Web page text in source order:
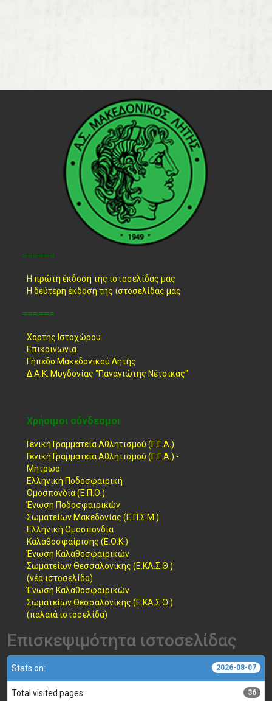
======
Η πρώτη έκδοση της ιστοσελίδας μας
Η δεύτερη έκδοση της ιστοσελίδας μας
======
Χάρτης Ιστοχώρου
Επικοινωνία
Γήπεδο Μακεδονικού Λητής
Δ.Α.Κ. Μυγδονίας "Παναγιώτης Νέτσικας"
Χρήσιμοι σύνδεσμοι
Γενική Γραμματεία Αθλητισμού (Γ.Γ.Α.)
Γενική Γραμματεία Αθλητισμού (Γ.Γ.Α.) -
Μητρωο
Ελληνική Ποδοσφαιρική
Ομοσπονδία (Ε.Π.Ο.)
Ένωση Ποδοσφαιρικών
Σωματείων Μακεδονίας (Ε.Π.Σ.Μ.)
Ελληνική Ομοσπονδία
Καλαθοσφαίρισης (Ε.Ο.Κ.)
Ένωση Καλαθοσφαιρικών
Σωματείων Θεσσαλονίκης (Ε.ΚΑ.Σ.Θ.)
(νέα ιστοσελίδα)
Ένωση Καλαθοσφαιρικών
Σωματείων Θεσσαλονίκης (Ε.ΚΑ.Σ.Θ.)
(παλαιά ιστοσελίδα)
Επισκεψιμότητα ιστοσελίδας
Stats on: 2026-08-07
Total visited pages: 36